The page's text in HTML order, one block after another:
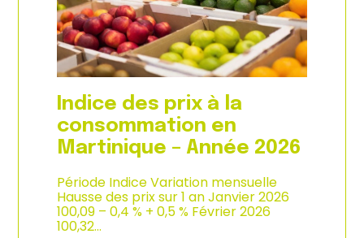
n
é
e
2
0
2
6
i
x
d
e
p
r
o
d
u
c
t
o
n
e
Indice des prix à la
consommation en
Martinique – Année 2026
Période Indice Variation mensuelle
Hausse des prix sur 1 an Janvier 2026
100,09 – 0,4 % + 0,5 % Février 2026
100,32…